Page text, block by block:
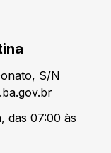
S/N
das 07:00 às